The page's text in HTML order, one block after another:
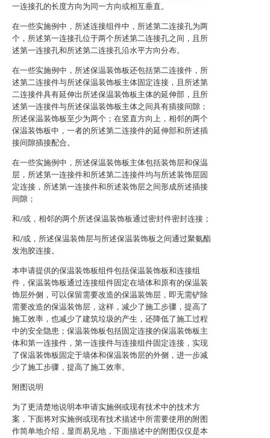
一连接孔的长度方向为同一方向或相互垂直。
在一些实施例中，所述连接组件中，所述第二连接孔为两
个，所述第一连接孔位于两个所述第二连接孔之间，且所
述第一连接孔和所述第二连接孔沿水平方向分布。
在一些实施例中，所述保温装饰板还包括第二连接件，所
述第二连接件与所述保温装饰板主体固定连接，且所述第
二连接件具有延伸出所述保温装饰板主体的延伸部，且所
述第一连接件与所述保温装饰板主体之间具有插接间隙；
所述保温装饰板至少为两个；在竖直方向上，相邻的两个
保温装饰板中，一者的所述第二连接件的延伸部和所述插
接间隙插接配合。
在一些实施例中，所述保温装饰板主体包括装饰层和保温
层，所述第一连接件和所述第二连接件均与所述装饰层固
定连接，所述第一连接件和所述装饰层之间形成所述插接
间隙；
和/或，相邻的两个所述保温装饰板通过密封件密封连接；
和/或，所述保温装饰层与所述保温装饰板之间通过聚氨酯
发泡胶连接。
本申请提供的保温装饰板组件包括保温装饰板和连接组
件，保温装饰板通过连接组件固定在墙体和原有的保温装
饰层外侧，可以保留需要改造的保温装饰层，即无需铲除
需要改造的保温装饰层，这样，减少了施工步骤，提高了
施工效率，也减少了建筑垃圾的产生，还降低了施工过程
中的安全隐患；保温装饰板包括固定连接的保温装饰板主
体和第一连接件，第一连接件与连接组件固定连接，实现
了保温装饰板固定于墙体和保温装饰层的外侧，进一步减
少了施工步骤，提高了施工效率。
附图说明
为了更清楚地说明本申请实施例或现有技术中的技术方
案，下面将对实施例或现有技术描述中所需要使用的附图
作简单地介绍，显而易见地，下面描述中的附图仅仅是本